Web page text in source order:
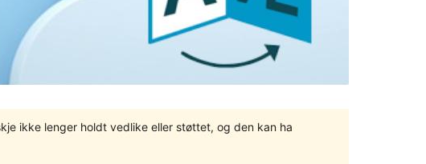
ikke lenger holdt vedlike eller støttet, og den kan ha